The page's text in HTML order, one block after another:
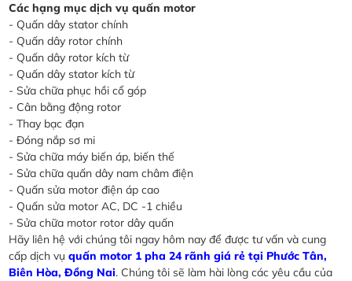
Các hạng mục dịch vụ quấn motor
- Quấn dây stator chính
- Quấn dây rotor chính
- Quấn dây rotor kích từ
- Quấn dây stator kích từ
- Sửa chữa phục hồi cổ góp
- Cân bằng động rotor
- Thay bạc đạn
- Đóng nắp sơ mi
- Sửa chữa máy biến áp, biến thế
- Sửa chữa quấn dây nam châm điện
- Quấn sửa motor điện áp cao
- Quấn sửa motor AC, DC -1 chiều
- Sửa chữa motor rotor dây quấn
Hãy liên hệ với chúng tôi ngay hôm nay để được tư vấn và cung
cấp dịch vụ quấn motor 1 pha 24 rãnh giá rẻ tại Phước Tân,
Biên Hòa, Đồng Nai. Chúng tôi sẽ làm hài lòng các yêu cầu của